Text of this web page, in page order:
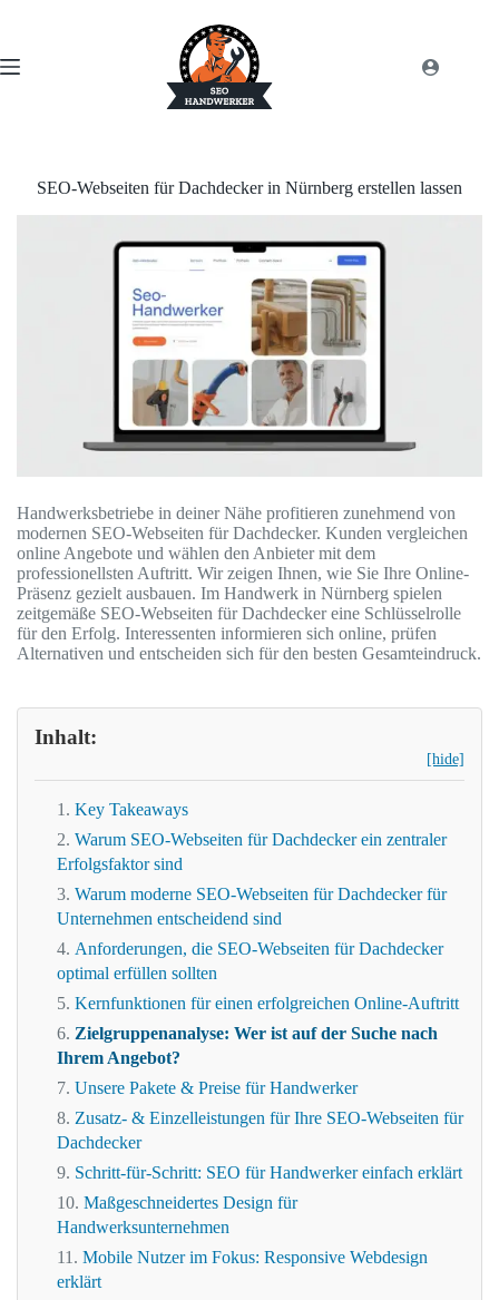
SEO-Webseiten für Dachdecker in Nürnberg erstellen lassen
Handwerksbetriebe in deiner Nähe profitieren zunehmend von
modernen SEO-Webseiten für Dachdecker. Kunden vergleichen
online Angebote und wählen den Anbieter mit dem
professionellsten Auftritt. Wir zeigen Ihnen, wie Sie Ihre Online-
Präsenz gezielt ausbauen. Im Handwerk in Nürnberg spielen
zeitgemäße SEO-Webseiten für Dachdecker eine Schlüsselrolle
für den Erfolg. Interessenten informieren sich online, prüfen
Alternativen und entscheiden sich für den besten Gesamteindruck.
Inhalt:
[hide]
Key Takeaways
Warum SEO-Webseiten für Dachdecker ein zentraler
Erfolgsfaktor sind
Warum moderne SEO-Webseiten für Dachdecker für
Unternehmen entscheidend sind
Anforderungen, die SEO-Webseiten für Dachdecker
optimal erfüllen sollten
Kernfunktionen für einen erfolgreichen Online-Auftritt
Zielgruppenanalyse: Wer ist auf der Suche nach
Ihrem Angebot?
Unsere Pakete & Preise für Handwerker
Zusatz- & Einzelleistungen für Ihre SEO-Webseiten für
Dachdecker
Schritt-für-Schritt: SEO für Handwerker einfach erklärt
Maßgeschneidertes Design für
Handwerksunternehmen
Mobile Nutzer im Fokus: Responsive Webdesign
erklärt